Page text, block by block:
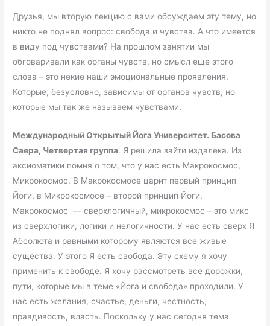
Друзья, мы вторую лекцию с вами обсуждаем эту тему, но
никто не поднял вопрос: свобода и чувства. А что имеется
в виду под чувствами? На прошлом занятии мы
обговаривали как органы чувств, но смысл еще этого
слова – это некие наши эмоциональные проявления.
Которые, безусловно, зависимы от органов чувств, но
которые мы так же называем чувствами.
Международный Открытый Йога Университет. Басова
Саера, Четвертая группа. Я решила зайти издалека. Из
аксиоматики помня о том, что у нас есть Макрокосмос,
Микрокосмос. В Макрокосмосе царит первый принцип
Йоги, в Микрокосмосе – второй принцип Йоги.
Макрокосмос — сверхлогичный, микрокосмос – это микс
из сверхлогики, логики и нелогичности. У нас есть сверх Я
Абсолюта и равными которому являются все живые
существа. У этого Я есть свобода. Эту схему я хочу
применить к свободе. Я хочу рассмотреть все дорожки,
пути, которые мы в теме «Йога и свобода» проходили. У
нас есть желания, счастье, деньги, честность,
правдивость, власть. Поскольку у нас сегодня тема